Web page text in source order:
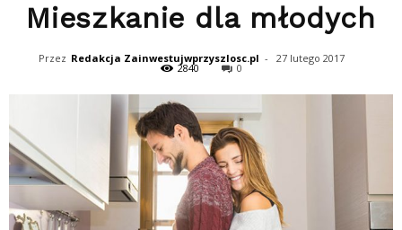
Mieszkanie dla młodych
Przez Redakcja Zainwestujwprzyszlosc.pl - 27 lutego 2017
2840 0